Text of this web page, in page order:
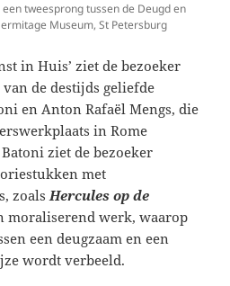
tweesprong tussen de Deugd en
Museum, St Petersburg
in Huis’ ziet de bezoeker
de destijds geliefde
en Anton Rafaël Mengs, die
in Rome
ziet de bezoeker
met
zoalsHercules op de
moraliserend werk, waarop
een deugzaam en een
wordt verbeeld.